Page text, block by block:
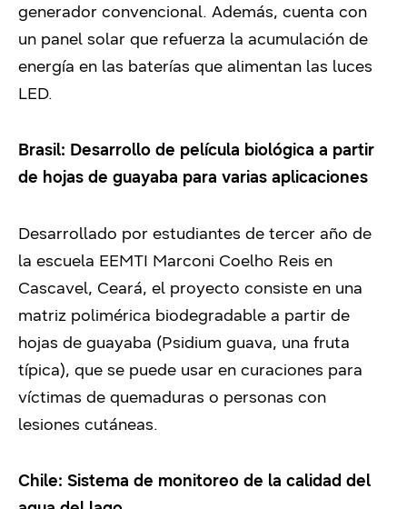
generador convencional. Además, cuenta con
un panel solar que refuerza la acumulación de
energía en las baterías que alimentan las luces
LED.
Brasil: Desarrollo de película biológica a partir
de hojas de guayaba para varias aplicaciones
Desarrollado por estudiantes de tercer año de
la escuela EEMTI Marconi Coelho Reis en
Cascavel, Ceará, el proyecto consiste en una
matriz polimérica biodegradable a partir de
hojas de guayaba (Psidium guava, una fruta
típica), que se puede usar en curaciones para
víctimas de quemaduras o personas con
lesiones cutáneas.
Chile: Sistema de monitoreo de la calidad del